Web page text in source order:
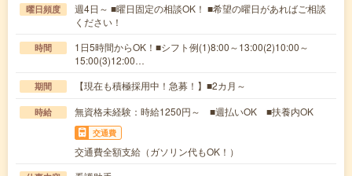
曜日頻度
週4日～ ■曜日固定の相談OK！ ■希望の曜日があればご相談
ください！
時間
1日5時間からOK！■シフト例(1)8:00～13:00(2)10:00～
15:00(3)12:00…
期間 【現在も積極採用中！急募！】■2カ月～
時給 無資格未経験：時給1250円～ ■週払いOK ■扶養内OK
交通費
交通費全額支給（ガソリン代もOK！）